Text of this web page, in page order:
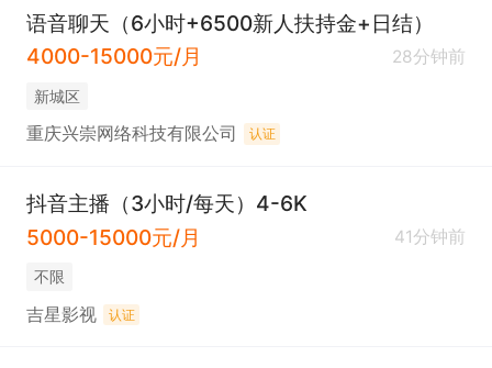
语音聊天（6小时+6500新人扶持金+日结）
4000-15000元/月
28分钟前
新城区
重庆兴崇网络科技有限公司 认证
抖音主播（3小时/每天）4-6K
5000-15000元/月
41分钟前
不限
吉星影视 认证